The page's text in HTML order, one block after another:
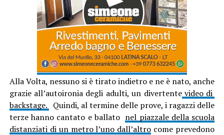
Alla Volta, nessuno si è tirato indietro e ne è nato, anche
grazie all’autoironia degli adulti, un divertentevideo di
backstage. Quindi, al termine delle prove, i ragazzi delle
terze hanno cantato e ballato nel piazzale della scuola
distanziati di un metro l’uno dall’altro come prevedono